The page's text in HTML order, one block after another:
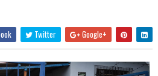
Twitter Google+